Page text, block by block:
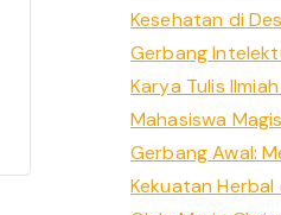
Kesehatan di
Gerbang
Karya Tulis
Mahasiswa
Gerbang Awal:
Kekuatan Herbal